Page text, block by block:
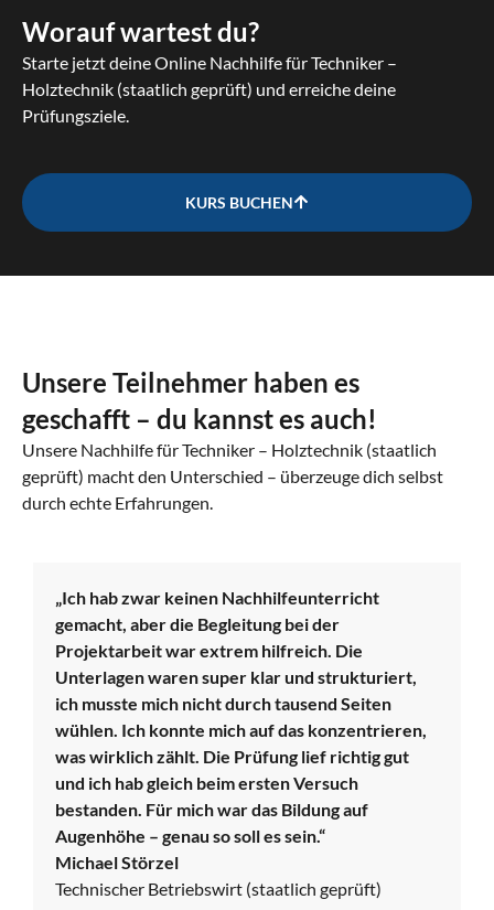
Worauf wartest du?
Starte jetzt deine Online Nachhilfe für Techniker –
Holztechnik (staatlich geprüft) und erreiche deine
Prüfungsziele.
KURS BUCHEN
Unsere Teilnehmer haben es
geschafft – du kannst es auch!
Unsere Nachhilfe für Techniker – Holztechnik (staatlich
geprüft) macht den Unterschied – überzeuge dich selbst
durch echte Erfahrungen.
„Ich hab zwar keinen Nachhilfeunterricht
gemacht, aber die Begleitung bei der
Projektarbeit war extrem hilfreich. Die
Unterlagen waren super klar und strukturiert,
ich musste mich nicht durch tausend Seiten
wühlen. Ich konnte mich auf das konzentrieren,
was wirklich zählt. Die Prüfung lief richtig gut
und ich hab gleich beim ersten Versuch
bestanden. Für mich war das Bildung auf
Augenhöhe – genau so soll es sein.“
Michael Störzel
Technischer Betriebswirt (staatlich geprüft)